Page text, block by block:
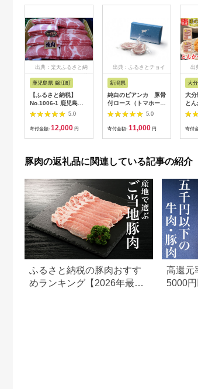
出典：楽天ふるさと納
税
鹿児島県 錦江町
【ふるさと納税】
No.1006-1 鹿児島県
産 黒豚肩ロース焼肉
5.0
寄付金額: 12,000 円
出典：ふるさとチョイ
ス
新潟県
純白のビアンカ 豚骨
付ロース（トマホー
ク）
5.0
寄付金額: 11,000 円
出
大
大分
とん
産
の恵
寄付
豚肉の返礼品に関連している記事の紹介
ふるさと納税の豚肉おすす
めランキング【2026年最新
高還元
5000